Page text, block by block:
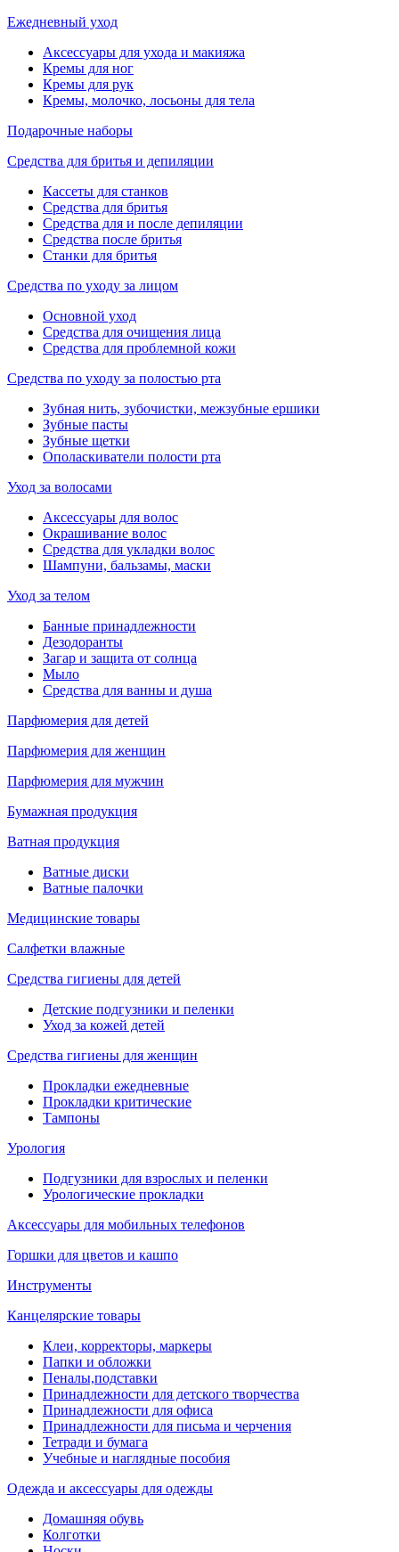
Ежедневный уход
Аксессуары для ухода и макияжа
Кремы для ног
Кремы для рук
Кремы, молочко, лосьоны для тела
Подарочные наборы
Средства для бритья и депиляции
Кассеты для станков
Средства для бритья
Средства для и после депиляции
Средства после бритья
Станки для бритья
Средства по уходу за лицом
Основной уход
Средства для очищения лица
Средства для проблемной кожи
Средства по уходу за полостью рта
Зубная нить, зубочистки, межзубные ершики
Зубные пасты
Зубные щетки
Ополаскиватели полости рта
Уход за волосами
Аксессуары для волос
Окрашивание волос
Средства для укладки волос
Шампуни, бальзамы, маски
Уход за телом
Банные принадлежности
Дезодоранты
Загар и защита от солнца
Мыло
Средства для ванны и душа
Парфюмерия для детей
Парфюмерия для женщин
Парфюмерия для мужчин
Бумажная продукция
Ватная продукция
Ватные диски
Ватные палочки
Медицинские товары
Салфетки влажные
Средства гигиены для детей
Детские подгузники и пеленки
Уход за кожей детей
Средства гигиены для женщин
Прокладки ежедневные
Прокладки критические
Тампоны
Урология
Подгузники для взрослых и пеленки
Урологические прокладки
Аксессуары для мобильных телефонов
Горшки для цветов и кашпо
Инструменты
Канцелярские товары
Клеи, корректоры, маркеры
Папки и обложки
Пеналы,подставки
Принадлежности для детского творчества
Принадлежности для офиса
Принадлежности для письма и черчения
Тетради и бумага
Учебные и наглядные пособия
Одежда и аксессуары для одежды
Домашняя обувь
Колготки